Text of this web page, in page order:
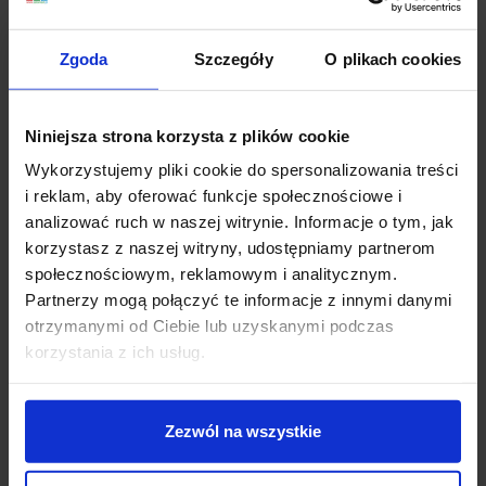
Zgoda Szczegóły O plikach cookies
Niniejsza strona korzysta z plików cookie
Wykorzystujemy pliki cookie do spersonalizowania treści
i reklam, aby oferować funkcje społecznościowe i
analizować ruch w naszej witrynie. Informacje o tym, jak
korzystasz z naszej witryny, udostępniamy partnerom
społecznościowym, reklamowym i analitycznym.
Partnerzy mogą połączyć te informacje z innymi danymi
otrzymanymi od Ciebie lub uzyskanymi podczas
korzystania z ich usług.
Zezwól na wszystkie
Koszt dostawy
Zapytaj o produkt
Opis
Zaślepka profilu Giza
estetyczne zakończenie profilu wykonane z
tworzywa sztucznego
chroni elektroniczne elementy LED znajdujące się
wewnątrz oprawy
Dane techniczne: